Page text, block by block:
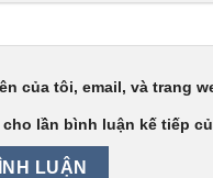
của tôi, email, và trang
lần bình luận kế tiếp